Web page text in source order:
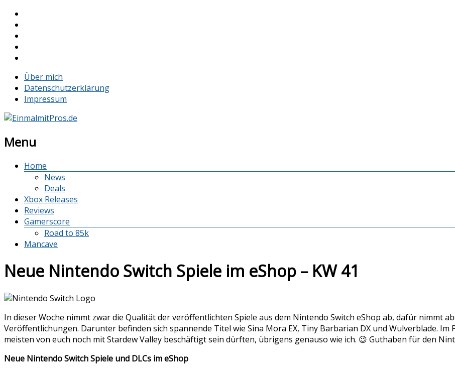
Über mich
Datenschutzerklärung
Impressum
Menu
Home
News
Deals
Xbox Releases
Reviews
Gamerscore
Road to 85k
Mancave
Neue Nintendo Switch Spiele im eShop – KW 41
In dieser Woche nimmt zwar die Qualität der veröffentlichten Spiele aus dem Nintendo Switch eShop ab, dafür nimmt
Veröffentlichungen. Darunter befinden sich spannende Titel wie Sina Mora EX, Tiny Barbarian DX und Wulverblade. Im
meisten von euch noch mit Stardew Valley beschäftigt sein dürften, übrigens genauso wie ich. 😉 Guthaben für den
Neue Nintendo Switch Spiele und DLCs im eShop